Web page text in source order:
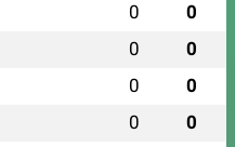
0 0
0 0
0 0
0 0